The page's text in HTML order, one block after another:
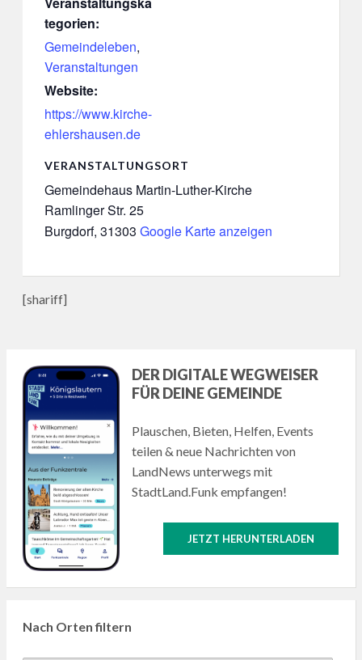
tegorien:
Gemeindeleben,
Veranstaltungen
Website:
https://www.kirche-
ehlershausen.de
VERANSTALTUNGSORT
Gemeindehaus Martin-Luther-Kirche
Ramlinger Str. 25
Burgdorf, 31303 Google Karte anzeigen
[shariff]
DER DIGITALE WEGWEISER
FÜR DEINE GEMEINDE
Plauschen, Bieten, Helfen, Events
teilen & neue Nachrichten von
LandNews unterwegs mit
StadtLand.Funk empfangen!
JETZT HERUNTERLADEN
Nach Orten filtern